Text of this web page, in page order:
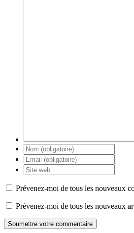
Prévenez-moi de tous les nouveaux
Prévenez-moi de tous les nouveaux
Soumettre votre commentaire